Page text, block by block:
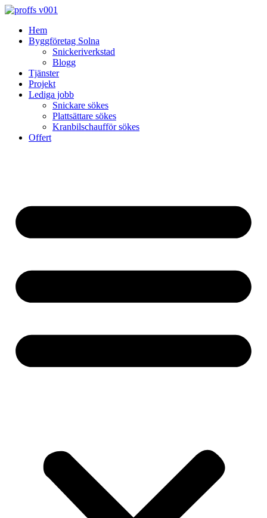
Skip
contentHem
Byggföretag Solna
Snickeriverkstad
Blogg
Tjänster
Projekt
Lediga jobb
Snickare sökes
Plattsättare sökes
Kranbilschaufför sökes
Offert